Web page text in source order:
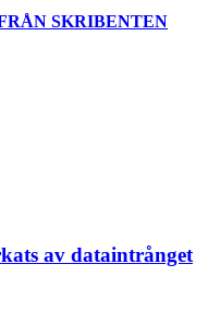
SKRIBENTEN
av dataintrånget